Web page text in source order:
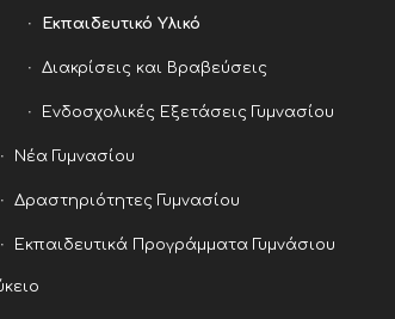
Εκπαιδευτικό Υλικό
Διακρίσεις και Βραβεύσεις
Ενδοσχολικές Εξετάσεις Γυμνασίου
Νέα Γυμνασίου
Δραστηριότητες Γυμνασίου
Εκπαιδευτικά Προγράμματα Γυμνάσιου